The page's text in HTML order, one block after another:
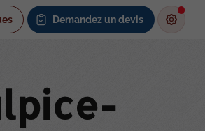
Demandez un devis